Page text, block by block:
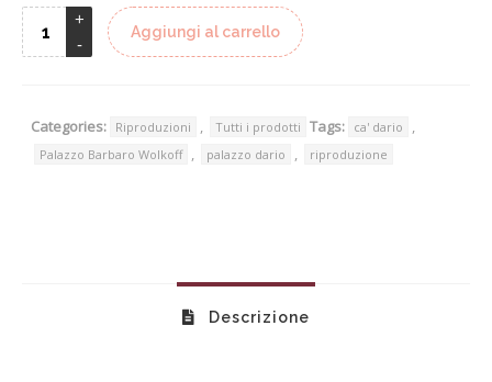
Aggiungi al carrello
Categories: Riproduzioni , Tutti i prodotti Tags: ca' dario ,
Palazzo Barbaro Wolkoff , palazzo dario , riproduzione
Descrizione